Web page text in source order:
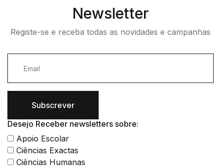
Newsletter
Registe-se e receba todas as novidades e campanhas
Subscrever
Desejo Receber newsletters sobre:
Apoio Escolar
Ciências Exactas
Ciências Humanas